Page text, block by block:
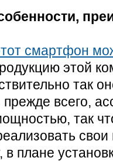
смартфон
этой
так
всего,
так
свои
плане